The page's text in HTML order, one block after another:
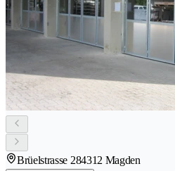
Brüelstrasse 284312 Magden